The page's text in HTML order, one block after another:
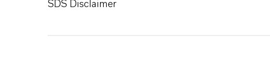
SDS Disclaimer